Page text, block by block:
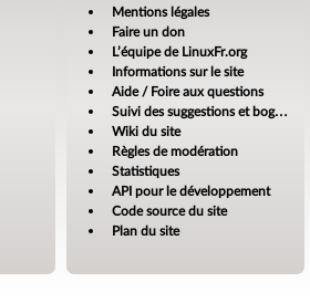
Mentions légales
Faire un don
L’équipe de LinuxFr.org
Informations sur le site
Aide / Foire aux questions
Suivi des suggestions et bogues
Wiki du site
Règles de modération
Statistiques
API pour le développement
Code source du site
Plan du site